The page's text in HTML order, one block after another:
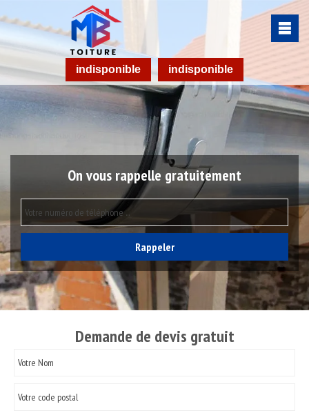
indisponible indisponible
On vous rappelle gratuitement
Demande de devis gratuit